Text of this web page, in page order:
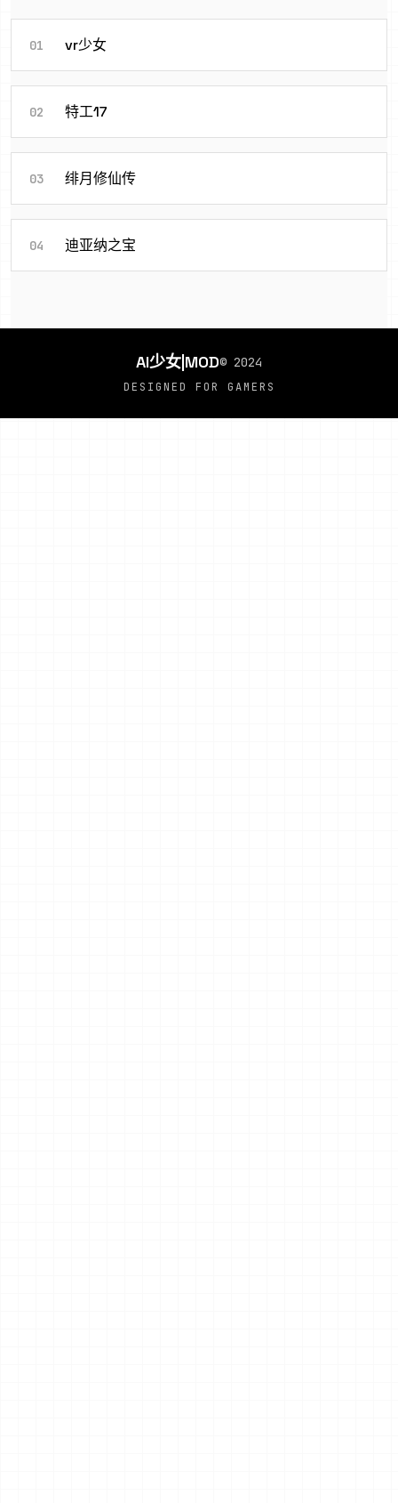
01 vr少女
02 特工17
03 绯月修仙传
04 迪亚纳之宝
AI少女|MOD© 2024
DESIGNED FOR GAMERS